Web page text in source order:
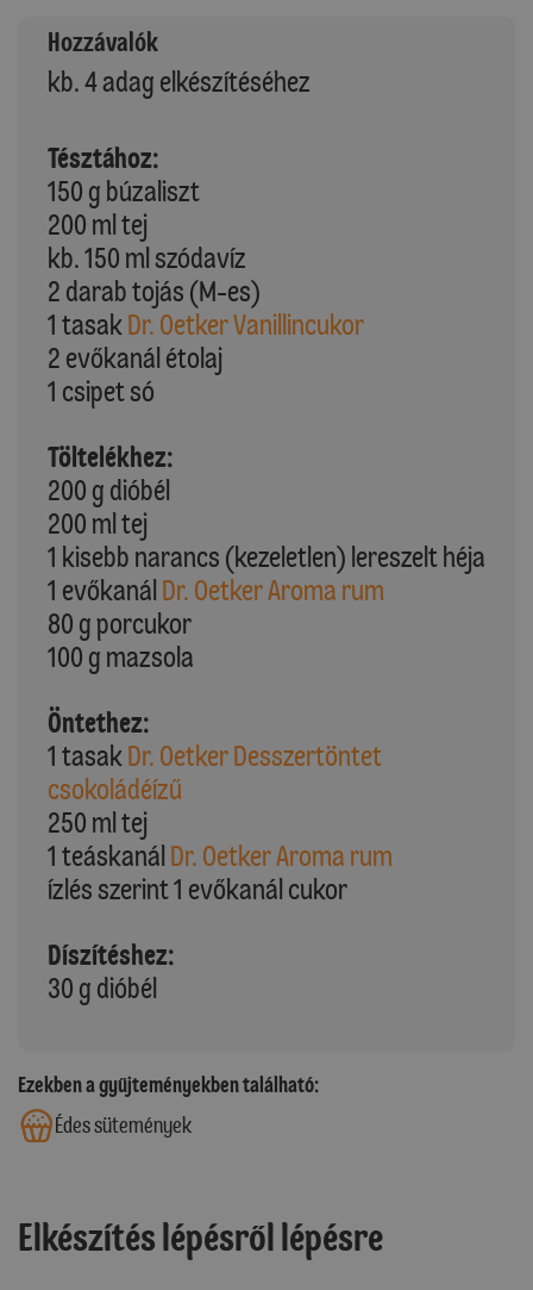
Hozzávalók
kb. 4 adag elkészítéséhez
Tésztához:
150 g búzaliszt
200 ml tej
kb. 150 ml szódavíz
2 darab tojás (M-es)
1 tasak Dr. Oetker Vanillincukor
2 evőkanál étolaj
1 csipet só
Töltelékhez:
200 g dióbél
200 ml tej
1 kisebb narancs (kezeletlen) lereszelt héja
1 evőkanálDr. Oetker Aroma rum
80 g porcukor
100 g mazsola
Öntethez:
1 tasak Dr. Oetker Desszertöntet
csokoládéízű
250 ml tej
1 teáskanálDr. Oetker Aroma rum
ízlés szerint 1 evőkanál cukor
Díszítéshez:
30 g dióbél
Ezekben a gyűjteményekben található:
Édes sütemények
Elkészítés lépésről lépésre